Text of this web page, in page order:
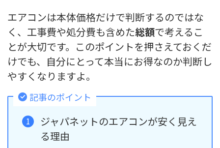
エアコンは本体価格だけで判断するのではな
く、工事費や処分費も含めた総額で考えるこ
とが大切です。このポイントを押さえておくだ
けでも、自分にとって本当にお得なのか判断し
やすくなりますよ。
記事のポイント
ジャパネットのエアコンが安く見え
る理由